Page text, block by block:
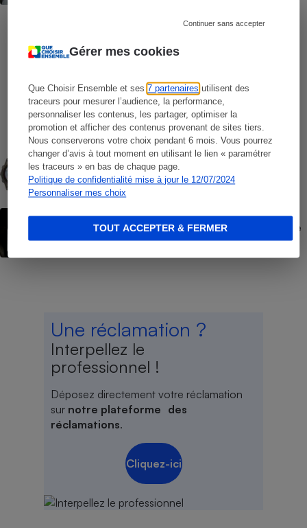
Gérer mes cookies
Que Choisir Ensemble et ses7 partenaires utilisent des
traceurs pour mesurer l’audience, la performance,
personnaliser les contenus, les partager, optimiser la
promotion et afficher des contenus provenant de sites tiers.
Nous conserverons votre choix pendant 6 mois. Vous pourrez
changer d’avis à tout moment en utilisant le lien « paramétrer
les traceurs » en bas de chaque page.
Politique de confidentialité mise à jour le 12/07/2024
Personnaliser mes choix
Continuer sans accepter
TOUT ACCEPTER & FERMER
COMMENT NOUS TESTONS
Opérateurs de téléphonie mobile - Le
protocole
COMMENT NOUS TESTONS
Montres connectées - Le protocole
ACTION QUE CHOISIR ENSEMBLE
Forfaits « à vie » Red by SFR - L’UFC-Que
Choisir fait lourdement condamner SFR
Une réclamation ?
Interpellez le
professionnel !
Déposez directement votre réclamation
sur notre plateforme des
réclamations.
Cliquez-ici